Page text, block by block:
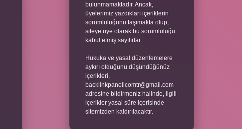
bulunmamaktadır. Ancak,
üyelerimiz yazdıkları içeriklerin
sorumluluğunu taşımakta olup,
siteye üye olarak bu sorumluluğu
kabul etmiş sayılırlar.
Hukuka ve yasal düzenlemelere
aykırı olduğunu düşündüğünüz
içerikleri,
backlinkpanelicomtr@gmail.com
adresine bildirmeniz halinde, ilgili
içerikler yasal süre içerisinde
sitemizden kaldırılacaktır.